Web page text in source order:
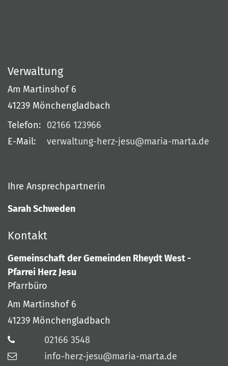
Verwaltung
Am Martinshof 6
41239 Mönchengladbach
Telefon: 02166 123966
E-Mail:
verwaltung-herz-jesu@maria-marta.de
Ihre Ansprechpartnerin
Sarah Schweden
Kontakt
Gemeinschaft der Gemeinden Rheydt West -
Pfarrei Herz Jesu
Pfarrbüro
Am Martinshof 6
41239 Mönchengladbach
02166 3548
info-herz-jesu@maria-marta.de